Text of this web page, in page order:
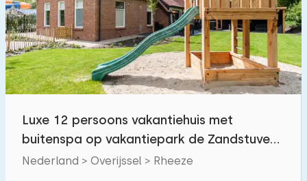
Badkamers:
1 2 4 5
Afstanden
Vanaf Rheeze(max. aantal km):
Luxe 12 persoons vakantiehuis met
buitenspa op vakantiepark de Zandstuve
nabij Hardenberg.
Nederland > Overijssel > Rheeze